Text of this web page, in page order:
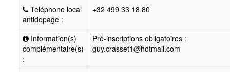
Teléphone local
antidopage :
+32 499 33 18 80
Information(s)
complémentaire(s)
:
Pré-inscriptions obligatoires :
guy.crasset1@hotmail.com